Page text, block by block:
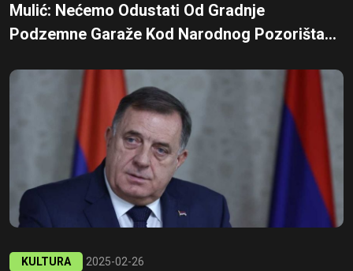
Mulić: Nećemo Odustati Od Gradnje
Podzemne Garaže Kod Narodnog Pozorišta...
KULTURA 2025-02-26